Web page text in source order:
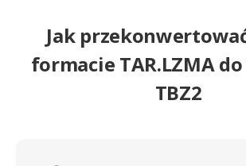
Jak
formacie TAR.LZMA
TBZ2